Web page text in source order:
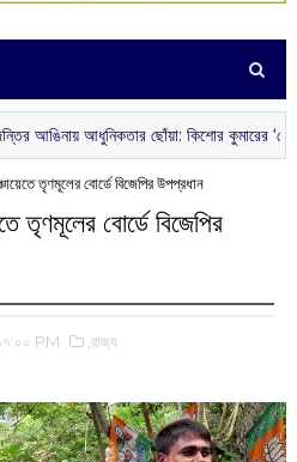
আধুনিকতার ছোঁয়া: কিশোর কুমারের ‘গৌরী কুঞ্জ’
তৃণমূলের বোর্ডে বিজেপির উপপ্রধান
তৃণমূলের বোর্ডে বিজেপির
PM ,রাজ্য